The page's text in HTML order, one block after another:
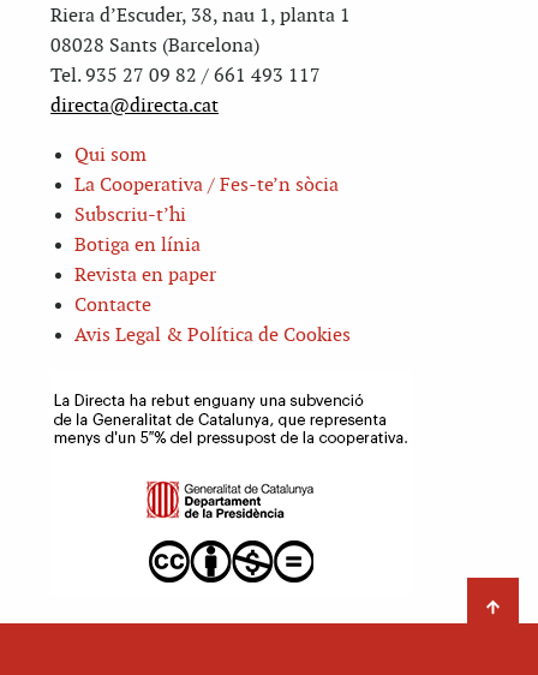
Riera d’Escuder, 38, nau 1, planta 1
08028 Sants (Barcelona)
Tel. 935 27 09 82 / 661 493 117
directa@directa.cat
Qui som
La Cooperativa / Fes-te’n sòcia
Subscriu-t’hi
Botiga en línia
Revista en paper
Contacte
Avis Legal & Política de Cookies